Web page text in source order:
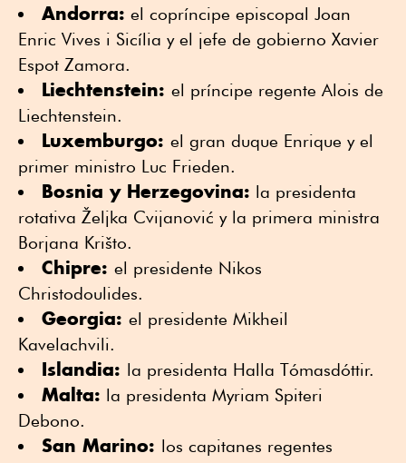
Andorra: el copríncipe episcopal Joan
Enric Vives i Sicília y el jefe de gobierno Xavier
Espot Zamora.
Liechtenstein: el príncipe regente Alois de
Liechtenstein.
Luxemburgo: el gran duque Enrique y el
primer ministro Luc Frieden.
Bosnia y Herzegovina: la presidenta
rotativa Željka Cvijanović y la primera ministra
Borjana Krišto.
Chipre: el presidente Nikos
Christodoulides.
Georgia: el presidente Mikheil
Kavelachvili.
Islandia: la presidenta Halla Tómasdóttir.
Malta: la presidenta Myriam Spiteri
Debono.
San Marino: los capitanes regentes